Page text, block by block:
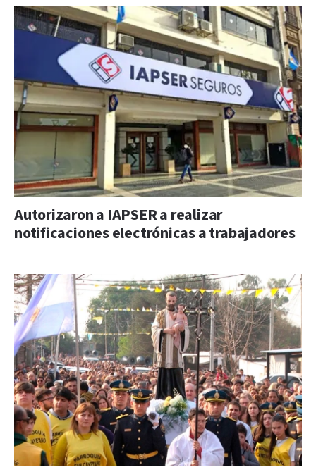
Autorizaron a IAPSER a realizar
notificaciones electrónicas a trabajadores